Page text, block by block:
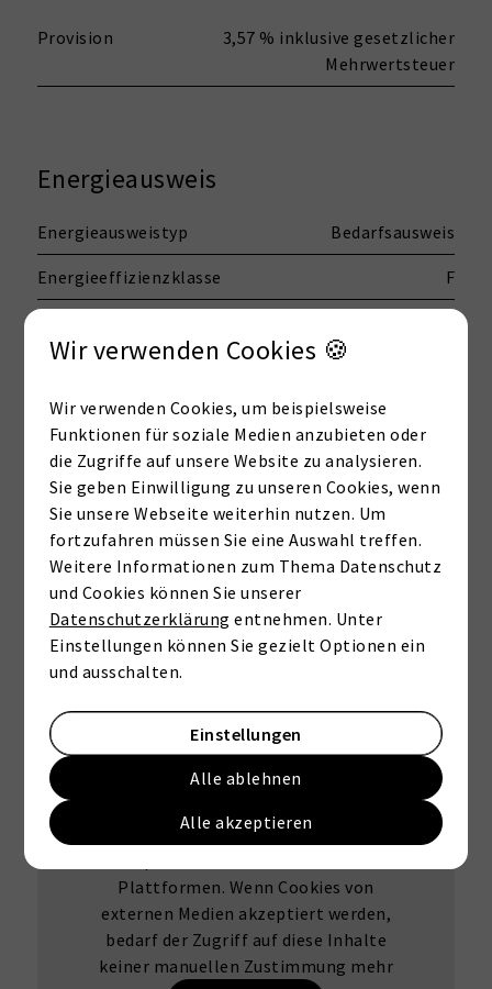
Provision
3,57 % inklusive gesetzlicher
Mehrwertsteuer
Energieausweis
Energieausweistyp Bedarfsausweis
Energieeffizienzklasse F
Wesentlicher Energieträger
A+ A B C D E F
Grundrisse
Externe Dienste / Social
Inhalte aus externen Quellen,
Plattformen. Wenn Cookies von
externen Medien akzeptiert werden,
bedarf der Zugriff auf diese Inhalte
keiner manuellen Zustimmung mehr
Wir verwenden Cookies 🍪
Wir verwenden Cookies, um beispielsweise
Funktionen für soziale Medien anzubieten oder
die Zugriffe auf unsere Website zu analysieren.
Sie geben Einwilligung zu unseren Cookies, wenn
Sie unsere Webseite weiterhin nutzen. Um
fortzufahren müssen Sie eine Auswahl treffen.
Weitere Informationen zum Thema Datenschutz
und Cookies können Sie unserer
Datenschutzerklärung entnehmen. Unter
Einstellungen können Sie gezielt Optionen ein
und ausschalten.
Einstellungen
Alle ablehnen
Alle akzeptieren